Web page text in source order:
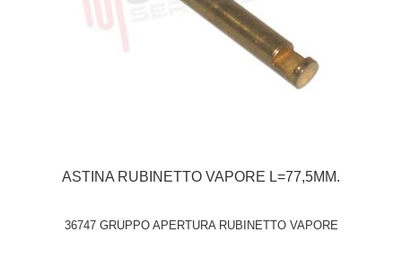
ASTINA RUBINETTO VAPORE L=77,5MM.
36747 GRUPPO APERTURA RUBINETTO VAPORE